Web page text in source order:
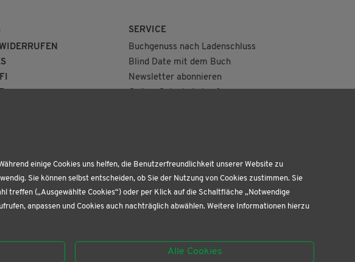
SERVICE
Buchgenuss nach Ladenschluss
Blind Date mit dem Buch
Newsletter abonnieren
einige Cookies uns helfen, die Benutzerfreundlichkeit unserer Website zu
Sie können selbst entscheiden, ob Sie der Nutzung von Cookies zustimmen. Sie
treffen („Ausgewählte Cookies“) oder per Klick auf die Schaltfläche „Notwendige
anpassen und Cookies auch nachträglich abwählen. Weitere Informationen hierzu
Alle Cookies